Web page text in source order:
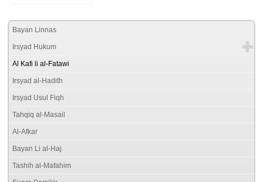
Bayan Linnas
Irsyad Hukum
Al Kafi li al-Fatawi
Irsyad al-Hadith
Irsyad Usul Fiqh
Tahqiq al-Masail
Al-Afkar
Bayan Li al-Haj
Tashih al-Mafahim